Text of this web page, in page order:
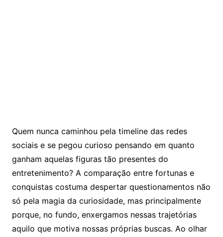
Quem nunca caminhou pela timeline das redes
sociais e se pegou curioso pensando em quanto
ganham aquelas figuras tão presentes do
entretenimento? A comparação entre fortunas e
conquistas costuma despertar questionamentos não
só pela magia da curiosidade, mas principalmente
porque, no fundo, enxergamos nessas trajetórias
aquilo que motiva nossas próprias buscas. Ao olhar